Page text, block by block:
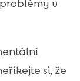
v
si, že